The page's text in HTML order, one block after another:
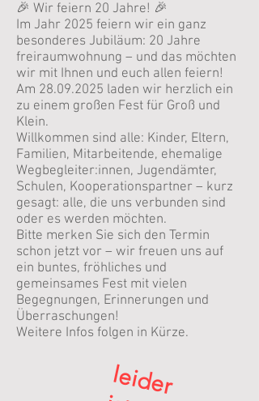
🎉 Wir feiern 20 Jahre! 🎉
Im Jahr 2025 feiern wir ein ganz
besonderes Jubiläum: 20 Jahre
freiraumwohnung – und das möchten
wir mit Ihnen und euch allen feiern!
Am 28.09.2025 laden wir herzlich ein
zu einem großen Fest für Groß und
Klein.
Willkommen sind alle: Kinder, Eltern,
Familien, Mitarbeitende, ehemalige
Wegbegleiter:innen, Jugendämter,
Schulen, Kooperationspartner – kurz
gesagt: alle, die uns verbunden sind
oder es werden möchten.
Bitte merken Sie sich den Termin
schon jetzt vor – wir freuen uns auf
ein buntes, fröhliches und
gemeinsames Fest mit vielen
Begegnungen, Erinnerungen und
Überraschungen!
Weitere Infos folgen in Kürze.
le
id
e
r
t
ie
s
e
F
e
s
t
b
g
e
s
g
t!
!